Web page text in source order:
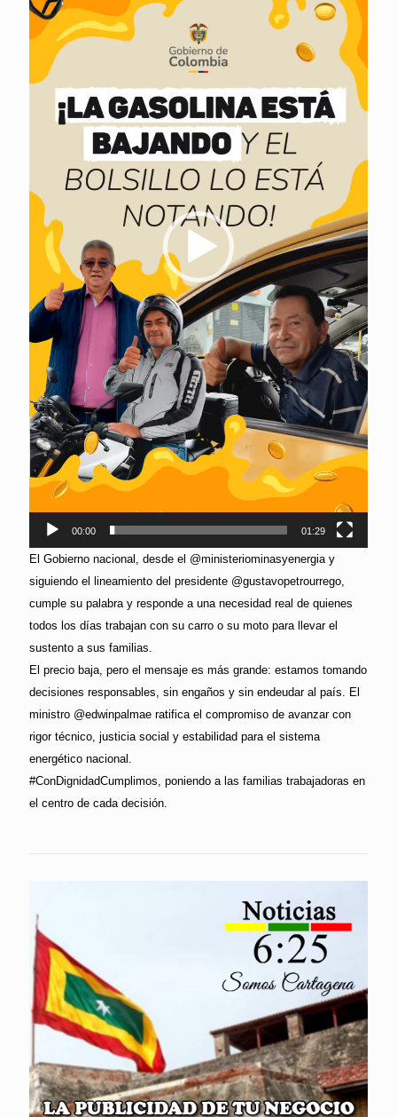
00:00 01:29
El Gobierno nacional, desde el @ministeriominasyenergia y
siguiendo el lineamiento del presidente @gustavopetrourrego,
cumple su palabra y responde a una necesidad real de quienes
todos los días trabajan con su carro o su moto para llevar el
sustento a sus familias.
El precio baja, pero el mensaje es más grande: estamos tomando
decisiones responsables, sin engaños y sin endeudar al país. El
ministro @edwinpalmae ratifica el compromiso de avanzar con
rigor técnico, justicia social y estabilidad para el sistema
energético nacional.
#ConDignidadCumplimos, poniendo a las familias trabajadoras en
el centro de cada decisión.